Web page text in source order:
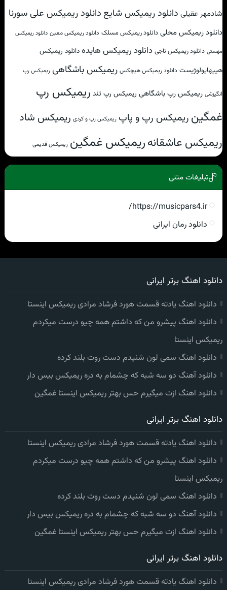
شادمهر عقیلی دانلود ریمیکس شایع دانلود ریمیکس علی سورنا
دانلود ریمیکس محلی دانلود ریمیکس مسلک دانلود ریمیکس معین دانلود ریمیکس
مهستی دانلود ریمیکس ناجی دانلود ریمیکس هایدهدانلود ریمیکس
هیپهاپولوژیست دانلود ریمیکس هیچکس ریمیکس باشگاهی ریمیکس رپ
انگیزشی ریمیکس رپ باشگاهی ریمیکس رپ تند ریمیکس رپ
غمگین ریمیکس رپ و پاپ ریمیکس رپ و کردی ریمیکس شاد
ریمیکس عاشقانهریمیکس غمگین ریمیکس قدیمی
تبلیغات متنی
https://musicpars4.ir/
دانلود رمان ایرانی
دانلود اهنگ برتر ایرانی
دانلود اهنگ یادته قسمت هورد فرشاد مرادی ریمیکس اینستا
دانلود اهنگ پیشرو من که داشتم همه چیو درست میکردم
ریمیکس اینستا
دانلود اهنگ سمی لون شنیدم دست روت بلند کرده
دانلود آهنگ دو سه شبه که چشمام به دره ریمیکس بیس دار
دانلود اهنگ ازت میگیرم حس بهتر ریمیکس اینستا غمگین
دانلود اهنگ برتر ایرانی
دانلود اهنگ یادته قسمت هورد فرشاد مرادی ریمیکس اینستا
دانلود اهنگ پیشرو من که داشتم همه چیو درست میکردم
ریمیکس اینستا
دانلود اهنگ سمی لون شنیدم دست روت بلند کرده
دانلود آهنگ دو سه شبه که چشمام به دره ریمیکس بیس دار
دانلود اهنگ ازت میگیرم حس بهتر ریمیکس اینستا غمگین
دانلود اهنگ برتر ایرانی
دانلود اهنگ یادته قسمت هورد فرشاد مرادی ریمیکس اینستا